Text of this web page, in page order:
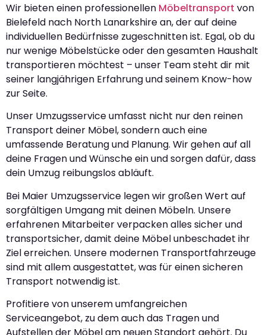
Wir bieten einen professionellen Möbeltransport von
Bielefeld nach North Lanarkshire an, der auf deine
individuellen Bedürfnisse zugeschnitten ist. Egal, ob du
nur wenige Möbelstücke oder den gesamten Haushalt
transportieren möchtest – unser Team steht dir mit
seiner langjährigen Erfahrung und seinem Know-how
zur Seite.
Unser Umzugsservice umfasst nicht nur den reinen
Transport deiner Möbel, sondern auch eine
umfassende Beratung und Planung. Wir gehen auf all
deine Fragen und Wünsche ein und sorgen dafür, dass
dein Umzug reibungslos abläuft.
Bei Maier Umzugsservice legen wir großen Wert auf
sorgfältigen Umgang mit deinen Möbeln. Unsere
erfahrenen Mitarbeiter verpacken alles sicher und
transportsicher, damit deine Möbel unbeschadet ihr
Ziel erreichen. Unsere modernen Transportfahrzeuge
sind mit allem ausgestattet, was für einen sicheren
Transport notwendig ist.
Profitiere von unserem umfangreichen
Serviceangebot, zu dem auch das Tragen und